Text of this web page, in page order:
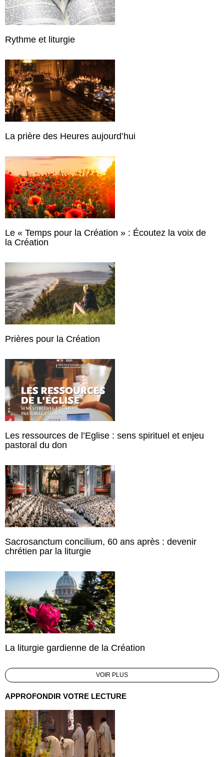
Rythme et liturgie
La prière des Heures aujourd’hui
Le « Temps pour la Création » : Écoutez la voix de
la Création
Prières pour la Création
Les ressources de l’Eglise : sens spirituel et enjeu
pastoral du don
Sacrosanctum concilium, 60 ans après : devenir
chrétien par la liturgie
La liturgie gardienne de la Création
VOIR PLUS
APPROFONDIR VOTRE LECTURE